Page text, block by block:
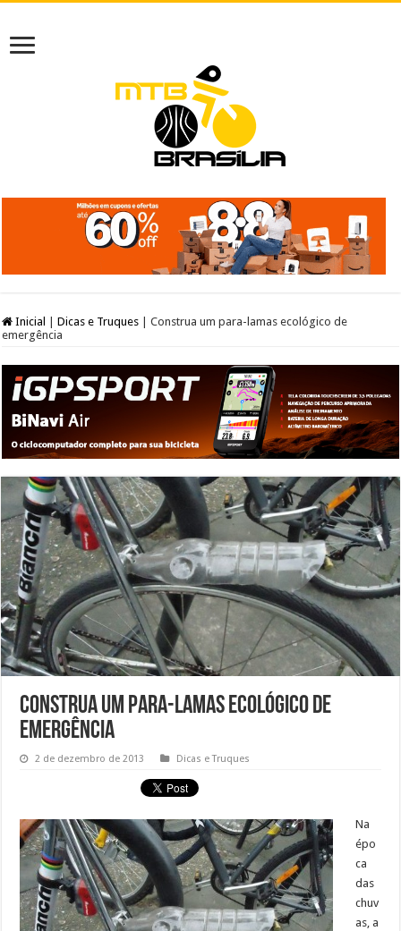
Inicial Dicas e Truques
Construa um para-lamas ecológico de
emergência
Construa um para-lamas ecológico de
emergência
2 de dezembro de 2013 Dicas e Truques
Na
épo
ca
das
chuv
as, a